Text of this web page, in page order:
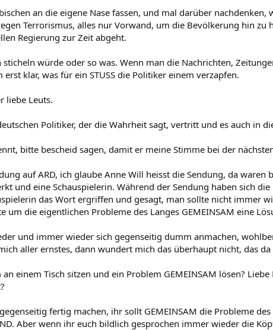
verspürt etwas zu ändern. Super... es gab sicher für jeden der diesen
irgendwelche Keller verschwunden.
Hitler fehlte noch in meiner Liste ? Bitte hier ist er. Ja auch ein Adolf
bitte nenne mir mal den Unterschied der zwischen Adolf Hitler und
? Beide Seiten wollen das durchsetzen was sie als "richtig" erachten und
Revolution in Frankreich unterstützt dann hätte es nie eine
gegenüber bist du ja scheinbar sehr abgeneigt und stehst ihnen wohl
ja wohl scheinbar nur auf die Armut anderer und deren Unterdrückun
C hilft Person A und kämpft gegen Person B. Nun hat Person C Person B
Person B kommt Person D zu Hilfe und der kennt noch E,F und G
gegen Person B,D,E,F und G. Am Schluß weiß keiner mehr warum wer
bleiben.
aus dem Mist anderer raushalten sollte da man sonst ganz schnell
gut. Leider und die Betonung liegt auf leider funktioniert diese Methode
egal woraus diese besteht muß sich erstmal ein gewisse Stabilität im
muß aber von innen kommen und nicht von außen. Ein Frieden ist kein
einem Teufelskreis befinden kann der nicht wieder durchbrochen
an die eigene Nase fassen, und mal darüber nachdenken,
Terrorismus, alles nur Vorwand, um die Bevölkerung hin zu
Regierung zur Zeit abgeht.
würde oder so was. Wenn man die Nachrichten,
klar, was für ein STUSS die Politiker einem verzapfen.
liebe Leuts.
Politiker, der die Wahrheit sagt, vertritt und es auch in
bitte bescheid sagen, damit er meine Stimme bei der
auf ARD, ich glaube Anne Will heisst die Sendung, da
und eine Schauspielerin. Während der Sendung haben sich
das Wort ergriffen und gesagt, man sollte nicht immer
um die eigentlichen Probleme des Langes GEMEINSAM eine
und immer wieder sich gegenseitig dumm anmachen,
aller ernstes, dann wundert mich das überhaupt nicht, das da
einem Tisch sitzen und ein Problem GEMEINSAM lösen?
fertig machen, ihr sollt GEMEINSAM die Probleme
Aber wenn ihr euch bildlich gesprochen immer wieder die